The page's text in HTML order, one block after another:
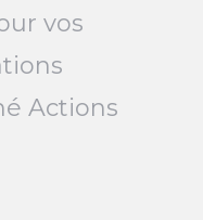
vos
Actions